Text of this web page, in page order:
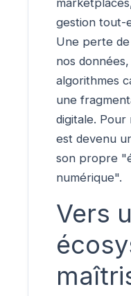
gestion tout-
Une perte
nos
algorithmes
une
digitale.
est devenu
son propre
numérique".
Vers